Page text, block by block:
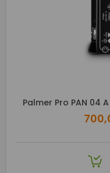
Palmer Pro PAN 04